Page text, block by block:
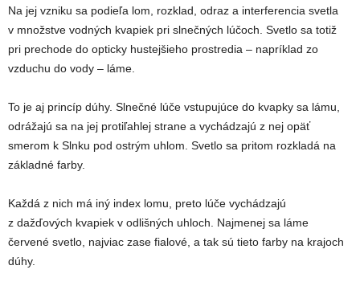
Na jej vzniku sa podieľa lom, rozklad, odraz a interferencia svetla
v množstve vodných kvapiek pri slnečných lúčoch. Svetlo sa totiž
pri prechode do opticky hustejšieho prostredia – napríklad zo
vzduchu do vody – láme.
To je aj princíp dúhy. Slnečné lúče vstupujúce do kvapky sa lámu,
odrážajú sa na jej protiľahlej strane a vychádzajú z nej opäť
smerom k Slnku pod ostrým uhlom. Svetlo sa pritom rozkladá na
základné farby.
Každá z nich má iný index lomu, preto lúče vychádzajú
z dažďových kvapiek v odlišných uhloch. Najmenej sa láme
červené svetlo, najviac zase fialové, a tak sú tieto farby na krajoch
dúhy.